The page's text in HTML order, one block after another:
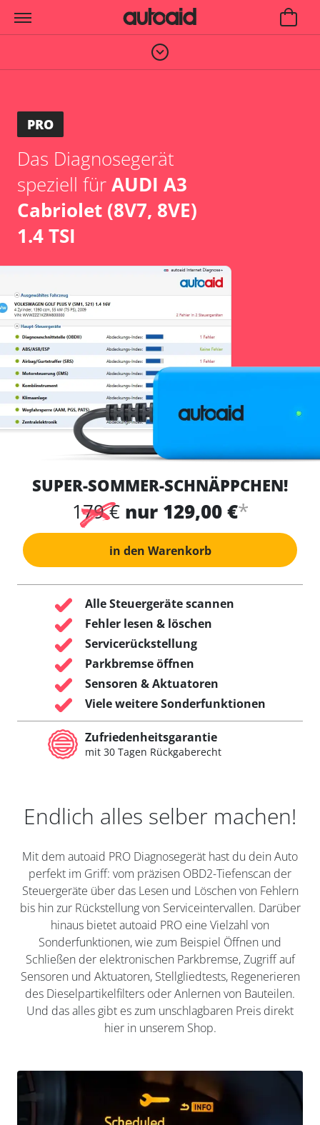
PRO
Das Diagnosegerät
speziell fürAUDI A3
Cabriolet (8V7, 8VE)
1.4 TSI
SUPER-SOMMER-SCHNÄPPCHEN!
179 € nur 129,00 €*
in den Warenkorb
Alle Steuergeräte scannen
Fehler lesen & löschen
Servicerückstellung
Parkbremse öffnen
Sensoren & Aktuatoren
Viele weitere Sonderfunktionen
Zufriedenheitsgarantie
mit 30 Tagen Rückgaberecht
Endlich alles selber machen!
Mit dem autoaid PRO Diagnosegerät hast du dein Auto
perfekt im Griff: vom präzisen OBD2-Tiefenscan der
Steuergeräte über das Lesen und Löschen von Fehlern
bis hin zur Rückstellung von Serviceintervallen. Darüber
hinaus bietet autoaid PRO eine Vielzahl von
Sonderfunktionen, wie zum Beispiel Öffnen und
Schließen der elektronischen Parkbremse, Zugriff auf
Sensoren und Aktuatoren, Stellgliedtests, Regenerieren
des Dieselpartikelfilters oder Anlernen von Bauteilen.
Und das alles gibt es zum unschlagbaren Preis direkt
hier in unserem Shop.